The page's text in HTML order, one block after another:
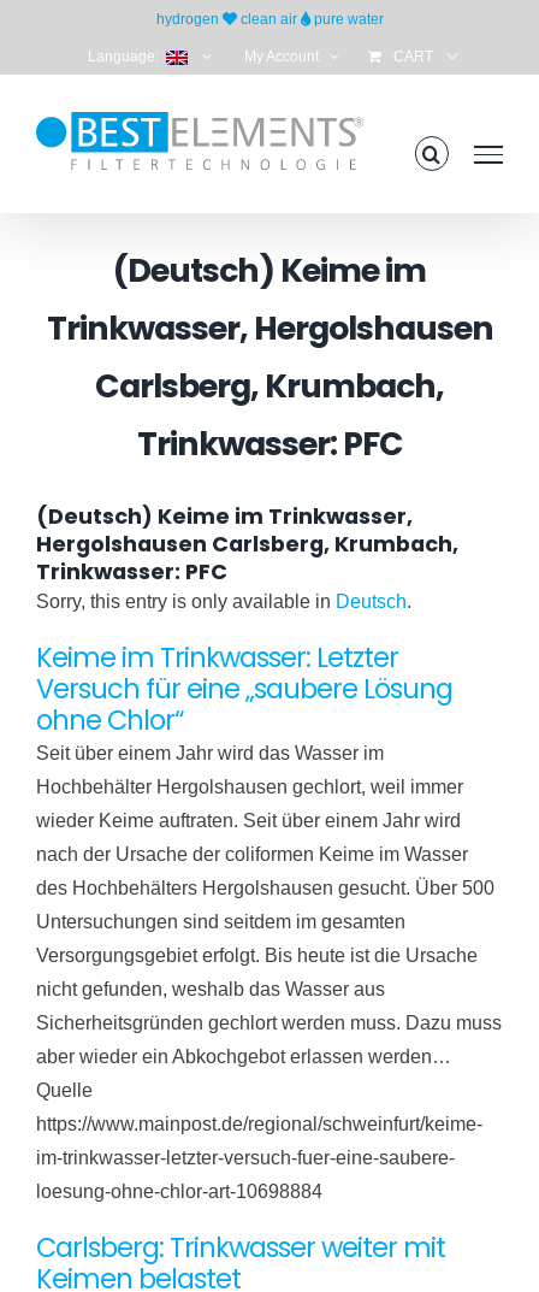
hydrogen clean air pure water
Language: My Account CART
(Deutsch) Keime im
Trinkwasser, Hergolshausen
Carlsberg, Krumbach,
Trinkwasser: PFC
(Deutsch) Keime im Trinkwasser,
Hergolshausen Carlsberg, Krumbach,
Trinkwasser: PFC
Sorry, this entry is only available in Deutsch.
Keime im Trinkwasser: Letzter
Versuch für eine „saubere Lösung
ohne Chlor“
Seit über einem Jahr wird das Wasser im
Hochbehälter Hergolshausen gechlort, weil immer
wieder Keime auftraten. Seit über einem Jahr wird
nach der Ursache der coliformen Keime im Wasser
des Hochbehälters Hergolshausen gesucht. Über 500
Untersuchungen sind seitdem im gesamten
Versorgungsgebiet erfolgt. Bis heute ist die Ursache
nicht gefunden, weshalb das Wasser aus
Sicherheitsgründen gechlort werden muss. Dazu muss
aber wieder ein Abkochgebot erlassen werden…
Quelle
https://www.mainpost.de/regional/schweinfurt/keime-
im-trinkwasser-letzter-versuch-fuer-eine-saubere-
loesung-ohne-chlor-art-10698884
Carlsberg: Trinkwasser weiter mit
Keimen belastet